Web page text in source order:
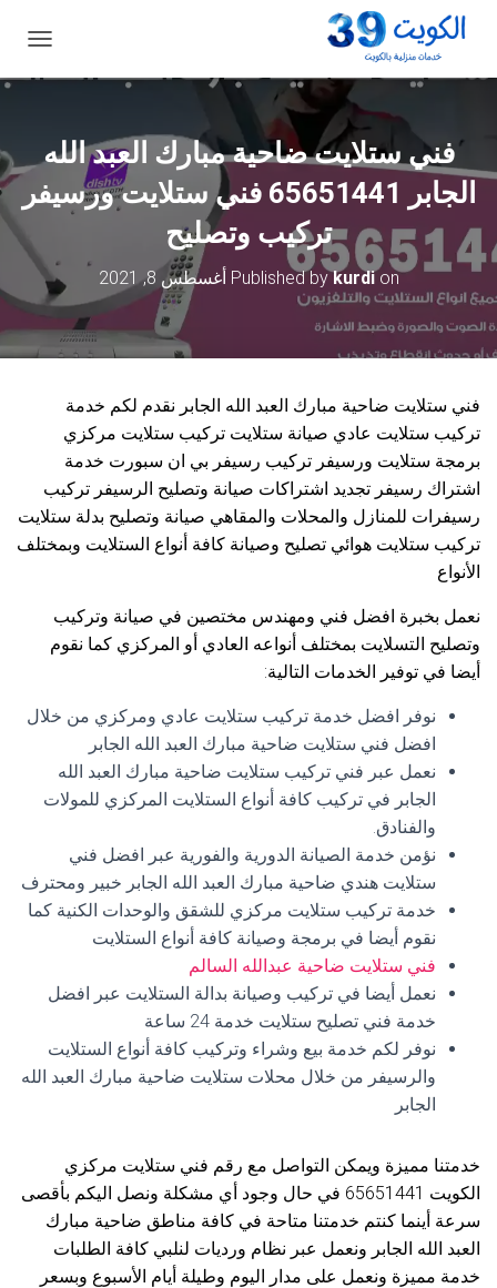
ب
ا
ت
ق
ل
فني ستلايت ضاحية مبارك العبد الله
الجابر 65651441 فني ستلايت ورسيفر
تركيب وتصليح
Published bykurdion أغسطس 8, 2021
فني ستلايت ضاحية مبارك العبد الله الجابر نقدم لكم خدمة
تركيب ستلايت عادي صيانة ستلايت تركيب ستلايت مركزي
برمجة ستلايت ورسيفر تركيب رسيفر بي ان سبورت خدمة
اشتراك رسيفر تجديد اشتراكات صيانة وتصليح الرسيفر تركيب
رسيفرات للمنازل والمحلات والمقاهي صيانة وتصليح بدلة ستلايت
تركيب ستلايت هوائي تصليح وصيانة كافة أنواع الستلايت وبمختلف
الأنواع
نعمل بخبرة افضل فني ومهندس مختصين في صيانة وتركيب
وتصليح التسلايت بمختلف أنواعه العادي أو المركزي كما نقوم
أيضا في توفير الخدمات التالية:
نوفر افضل خدمة تركيب ستلايت عادي ومركزي من خلال
افضل فني ستلايت ضاحية مبارك العبد الله الجابر
نعمل عبر فني تركيب ستلايت ضاحية مبارك العبد الله
الجابر في تركيب كافة أنواع الستلايت المركزي للمولات
والفنادق.
نؤمن خدمة الصيانة الدورية والفورية عبر افضل فني
ستلايت هندي ضاحية مبارك العبد الله الجابر خبير ومحترف
خدمة تركيب ستلايت مركزي للشقق والوحدات الكنية كما
نقوم أيضا في برمجة وصيانة كافة أنواع الستلايت
فني ستلايت ضاحية عبدالله السالم
نعمل أيضا في تركيب وصيانة بدالة الستلايت عبر افضل
خدمة فني تصليح ستلايت خدمة 24 ساعة
نوفر لكم خدمة بيع وشراء وتركيب كافة أنواع الستلايت
والرسيفر من خلال محلات ستلايت ضاحية مبارك العبد الله
الجابر
خدمتنا مميزة ويمكن التواصل مع رقم فني ستلايت مركزي
الكويت 65651441 في حال وجود أي مشكلة ونصل اليكم بأقصى
سرعة أينما كنتم خدمتنا متاحة في كافة مناطق ضاحية مبارك
العبد الله الجابر ونعمل عبر نظام ورديات لنلبي كافة الطلبات
خدمة مميزة ونعمل على مدار اليوم وطيلة أيام الأسبوع وبسعر